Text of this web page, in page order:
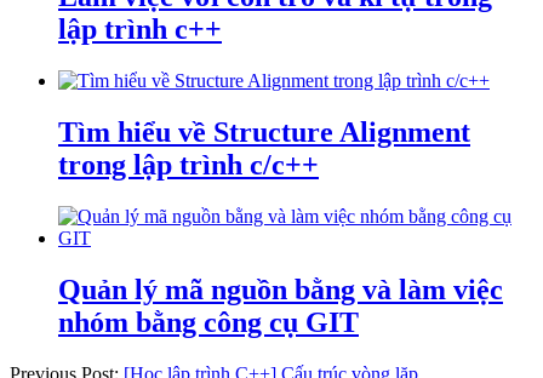
lập trình c++
Tìm hiểu về Structure Alignment
trong lập trình c/c++
Quản lý mã nguồn bằng và làm việc
nhóm bằng công cụ GIT
Previous Post: [Học lập trình C++] Cấu trúc vòng lặp